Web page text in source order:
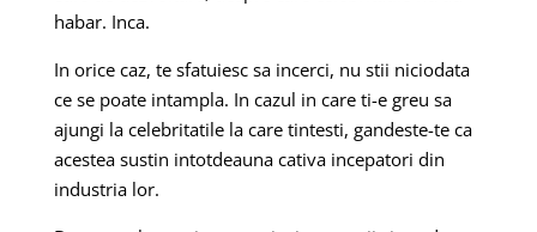
habar. Inca.
In orice caz, te sfatuiesc sa incerci, nu stii niciodata
ce se poate intampla. In cazul in care ti-e greu sa
ajungi la celebritatile la care tintesti, gandeste-te ca
acestea sustin intotdeauna cativa incepatori din
industria lor.